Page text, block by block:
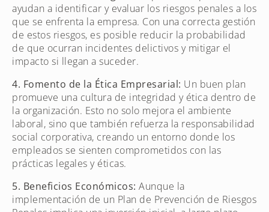
ayudan a identificar y evaluar los riesgos penales a los
que se enfrenta la empresa. Con una correcta gestión
de estos riesgos, es posible reducir la probabilidad
de que ocurran incidentes delictivos y mitigar el
impacto si llegan a suceder.
4. Fomento de la Ética Empresarial: Un buen plan
promueve una cultura de integridad y ética dentro de
la organización. Esto no solo mejora el ambiente
laboral, sino que también refuerza la responsabilidad
social corporativa, creando un entorno donde los
empleados se sienten comprometidos con las
prácticas legales y éticas.
5. Beneficios Económicos: Aunque la
implementación de un Plan de Prevención de Riesgos